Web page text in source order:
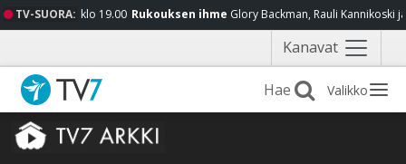
TV-SUORA: klo 19.00 Rukouksen ihme Glory Backman, Rauli Kannikoski
Kanavat Näytä
valikko
Valikko